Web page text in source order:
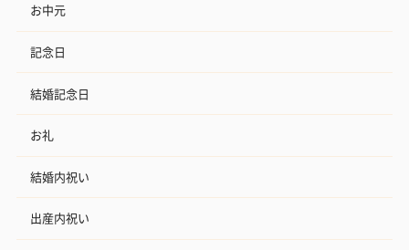
お中元
記念日
結婚記念日
お礼
結婚内祝い
出産内祝い